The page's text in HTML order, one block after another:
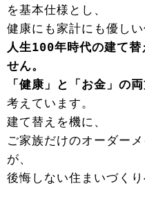
を基本仕様とし、
健康にも家計にも優し
人生100年時代の建て
せん。
「健康」と「お金」の
考えています。
建て替えを機に、
ご家族だけのオーダー
が、
後悔しない住まいづく